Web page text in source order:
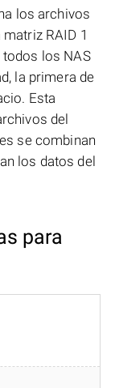
los archivos
matriz RAID 1
todos los NAS
la primera de
Esta
del
se combinan
los datos del
para